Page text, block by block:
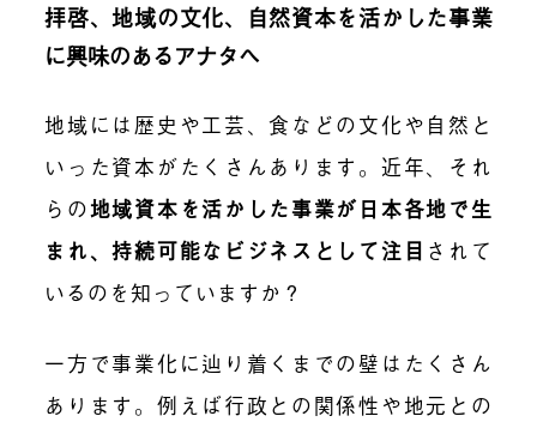
拝啓、地域の文化、自然資本を活かした事業
に興味のあるアナタへ
地域には歴史や工芸、食などの文化や自然と
いった資本がたくさんあります。近年、それ
らの地域資本を活かした事業が日本各地で生
まれ、持続可能なビジネスとして注目 されて
いるのを知っていますか？
一方で事業化に辿り着くまでの壁はたくさん
あります。例えば行政との関係性や地元との